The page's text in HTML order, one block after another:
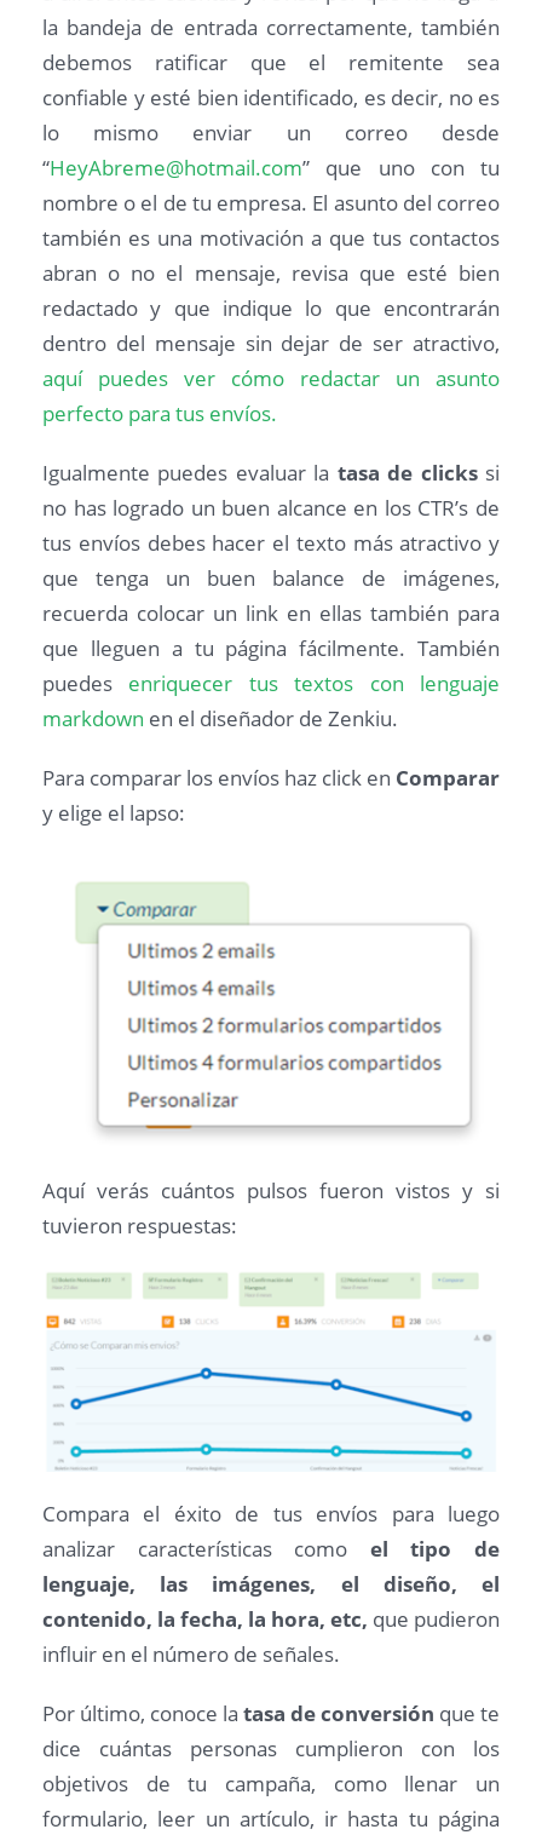
la bandeja de entrada correctamente, también
debemos ratificar que el remitente sea
confiable y esté bien identificado, es decir, no es
lo mismo enviar un correo desde
“HeyAbreme@hotmail.com” que uno con tu
nombre o el de tu empresa. El asunto del correo
también es una motivación a que tus contactos
abran o no el mensaje, revisa que esté bien
redactado y que indique lo que encontrarán
dentro del mensaje sin dejar de ser atractivo,
aquí puedes ver cómo redactar un asunto
perfecto para tus envíos.
Igualmente puedes evaluar la tasa de clickssi
no has logrado un buen alcance en los CTR’s de
tus envíos debes hacer el texto más atractivo y
que tenga un buen balance de imágenes,
recuerda colocar un link en ellas también para
que lleguen a tu página fácilmente. También
puedes enriquecer tus textos con lenguaje
markdown en el diseñador de Zenkiu.
Para comparar los envíos haz click en Comparar
y elige el lapso:
Aquí verás cuántos pulsos fueron vistos y si
tuvieron respuestas:
Compara el éxito de tus envíos para luego
analizar características como el tipo de
lenguaje, las imágenes, el diseño, el
contenido, la fecha, la hora, etc, que pudieron
influir en el número de señales.
Por último, conoce la tasa de conversión que te
dice cuántas personas cumplieron con los
objetivos de tu campaña, como llenar un
formulario, leer un artículo, ir hasta tu página